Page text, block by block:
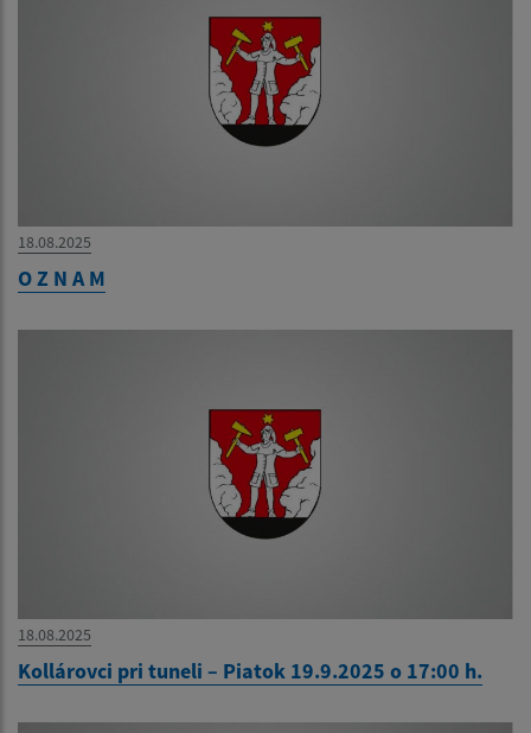
18.08.2025
O Z N A M
18.08.2025
Kollárovci pri tuneli – Piatok 19.9.2025 o 17:00 h.